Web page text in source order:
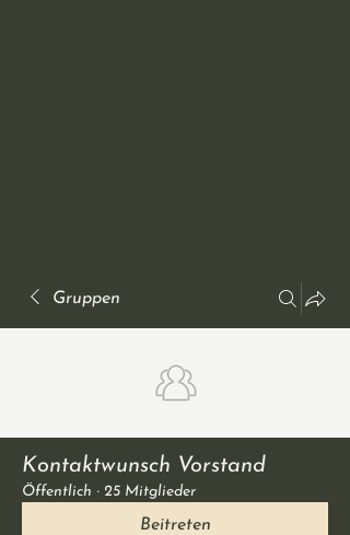
Gruppen
Kontaktwunsch Vorstand
Öffentlich · 25 Mitglieder
Beitreten